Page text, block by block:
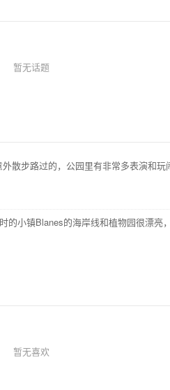
暂无话题
散步路过的，公园里有非常多表演和
小镇Blanes的海岸线和植物园很漂
暂无喜欢